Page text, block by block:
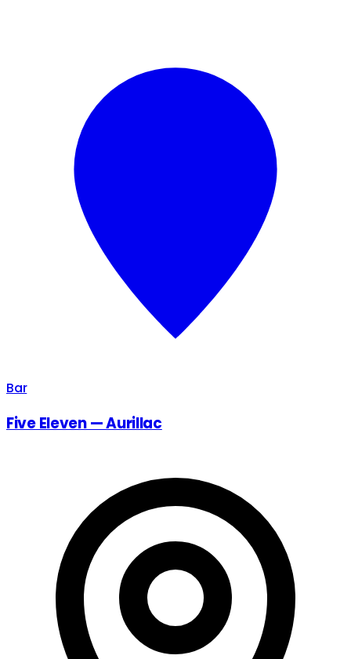
Bar
Five Eleven — Aurillac